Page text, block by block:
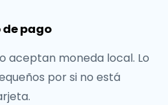
pago
aceptan moneda local. Lo
por si no está